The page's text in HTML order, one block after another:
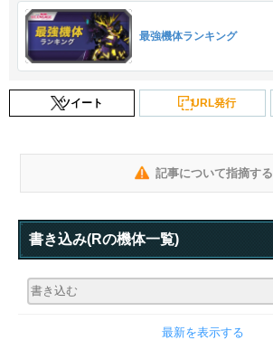
最強機体ランキング
ツイート URL発行
記事について指摘する
書き込み(Rの機体一覧)
最新を表示する